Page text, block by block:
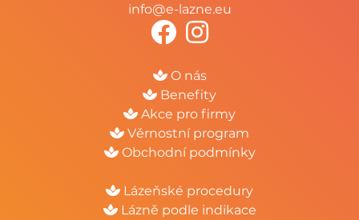
info@e-lazne.eu
O nás
Benefity
Akce pro firmy
Věrnostní program
Obchodní podmínky
Lázeňské procedury
Lázně podle indikace